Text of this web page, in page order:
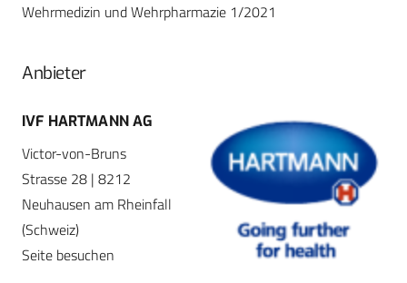
Wehrmedizin und Wehrpharmazie 1/2021
Anbieter
IVF HARTMANN AG
Victor-von-Bruns
Strasse 28 | 8212
Neuhausen am Rheinfall
(Schweiz)
Seite besuchen